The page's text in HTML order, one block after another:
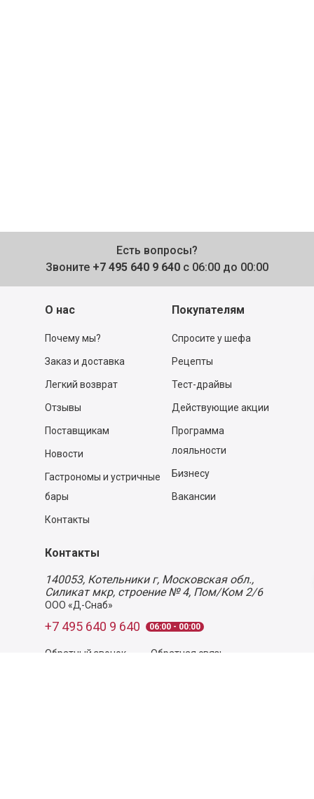
Есть вопросы?
Звоните +7 495 640 9 640 с 06:00 до 00:00
О нас
Почему мы?
Заказ и доставка
Легкий возврат
Отзывы
Поставщикам
Новости
Гастрономы и устричные
бары
Контакты
Покупателям
Спросите у шефа
Рецепты
Тест-драйвы
Действующие акции
Программа
лояльности
Бизнесу
Вакансии
Контакты
140053, Котельники г, Московская обл.,
Силикат мкр, строение № 4, Пом/Ком 2/6
ООО «Д-Снаб»
+7 495 640 9 640 06:00 - 00:00
Обратный звонок Обратная связь